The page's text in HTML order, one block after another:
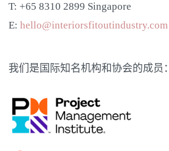
T: +65 8310 2899 Singapore
E: hello@interiorsfitoutindustry.com
我们是国际知名机构和协会的成员：